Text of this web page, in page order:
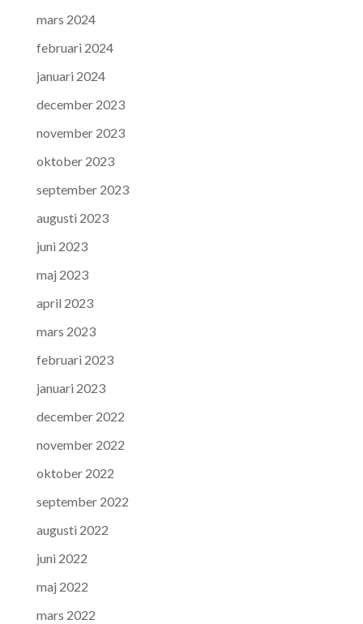
mars 2024
februari 2024
januari 2024
december 2023
november 2023
oktober 2023
september 2023
augusti 2023
juni 2023
maj 2023
april 2023
mars 2023
februari 2023
januari 2023
december 2022
november 2022
oktober 2022
september 2022
augusti 2022
juni 2022
maj 2022
mars 2022